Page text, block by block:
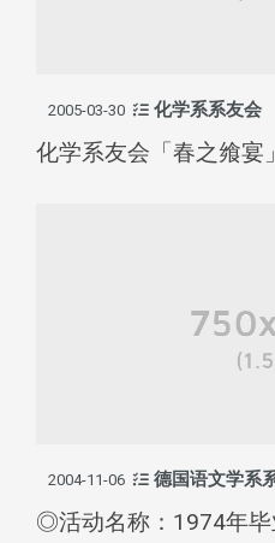
2005-03-30 化学系系友会
化学系友会「春之飨宴
2004-11-06 德国语文学系
◎活动名称：1974年毕